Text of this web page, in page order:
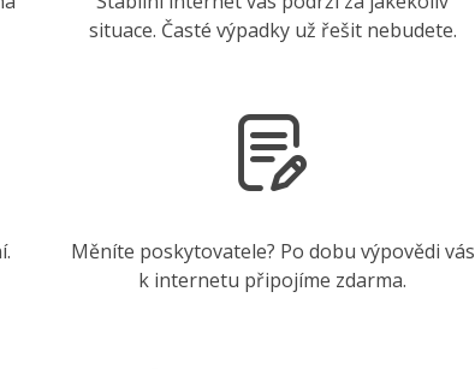
situace. Časté výpadky už řešit nebudete.
Měníte poskytovatele? Po dobu výpovědi vás
k internetu připojíme zdarma.